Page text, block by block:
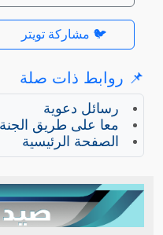
🐦 مشاركة تويتر
📌 روابط ذات صلة
رسائل دعوية
معا على طريق الجنة
الصفحة الرئيسية